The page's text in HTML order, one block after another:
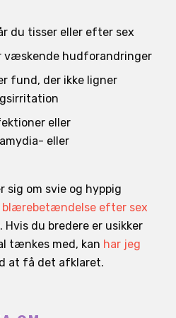
du tisser eller efter sex
væskende hudforandringer
fund, der ikke ligner
eller
eller
om svie og hyppig
blærebetændelse efter sex
du bredere er usikker
tænkes med, kan har jeg
at få det afklaret.